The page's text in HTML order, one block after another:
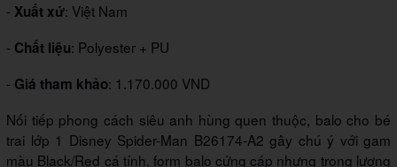
- Xuất xứ: Việt Nam
- Chất liệu: Polyester + PU
- Giá tham khảo: 1.170.000 VND
Nối tiếp phong cách siêu anh hùng quen thuộc, balo cho bé
trai lớp 1 Disney Spider-Man B26174-A2 gây chú ý với gam
màu Black/Red cá tính, form balo cứng cáp nhưng trọng lượng